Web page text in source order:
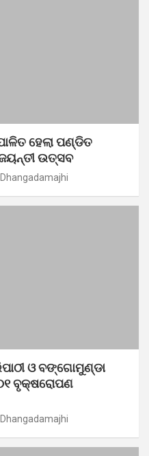
ହେଲା ପଣ୍ଡିତ
ଉତ୍ସବ
ଓ ବଙ୍ଗୋମୁଣ୍ଡା
ବୃକ୍ଷରୋପଣ